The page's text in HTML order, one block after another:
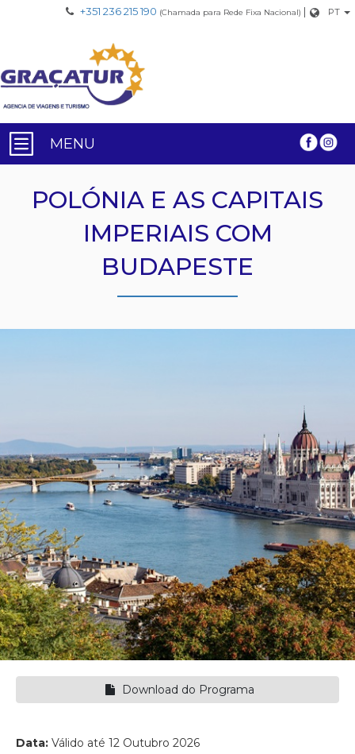
+351 236 215 190 (Chamada para Rede Fixa Nacional) | PT
MENU
POLÓNIA E AS CAPITAIS
IMPERIAIS COM
BUDAPESTE
Download do Programa
Data: Válido até 12 Outubro 2026